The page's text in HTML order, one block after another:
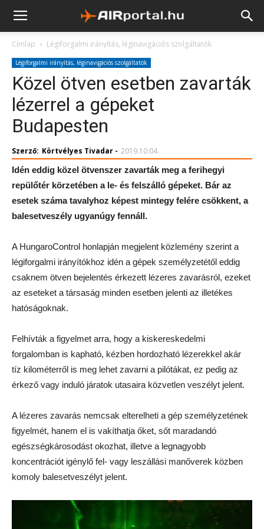
Címlap Légiforgalmi irányítás, léginavigációs szolgáltatók
Légiforgalmi irányítás, léginavigációs szolgáltatók
Közel ötven esetben zavarták
lézerrel a gépeket
Budapesten
Szerző: Körtvélyes Tivadar - 2019.10.04.
Idén eddig közel ötvenszer zavarták meg a ferihegyi
repülőtér körzetében a le- és felszálló gépeket. Bár az
esetek száma tavalyhoz képest mintegy felére csökkent, a
balesetveszély ugyanúgy fennáll.
A HungaroControl honlapján megjelent közlemény szerint a
légiforgalmi irányítókhoz idén a gépek személyzetétől eddig
csaknem ötven bejelentés érkezett lézeres zavarásról, ezeket
az eseteket a társaság minden esetben jelenti az illetékes
hatóságoknak.
Felhívták a figyelmet arra, hogy a kiskereskedelmi
forgalomban is kapható, kézben hordozható lézerekkel akár
tíz kilométerről is meg lehet zavarni a pilótákat, ez pedig az
érkező vagy induló járatok utasaira közvetlen veszélyt jelent.
A lézeres zavarás nemcsak elterelheti a gép személyzetének
figyelmét, hanem el is vakíthatja őket, sőt maradandó
egészségkárosodást okozhat, illetve a legnagyobb
koncentrációt igénylő fel- vagy leszállási manőverek közben
komoly balesetveszélyt jelent.